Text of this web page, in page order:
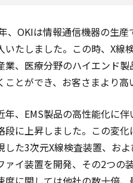
、OKIは情報通信機器の生
いたしました。この時、X線
業、医療分野のハイエンド
ことができ、お客さまより高
年、EMS製品の高性能化に
段に上昇しました。この変
した3次元X線検査装置、お
ァイ装置を開発、その2つの